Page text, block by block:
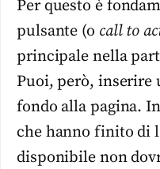
Per questo è
pulsante (o call to
principale nella
Puoi, però, inserire
fondo alla pagina.
che hanno finito di
disponibile non